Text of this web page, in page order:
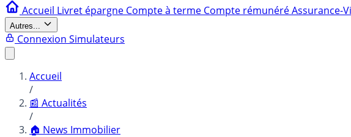
Accueil Livret épargne Compte à terme Compte rémunéréAssurance-
Autres...
Connexion Simulateurs
Accueil
/
📰 Actualités
/
🏠 News Immobilier